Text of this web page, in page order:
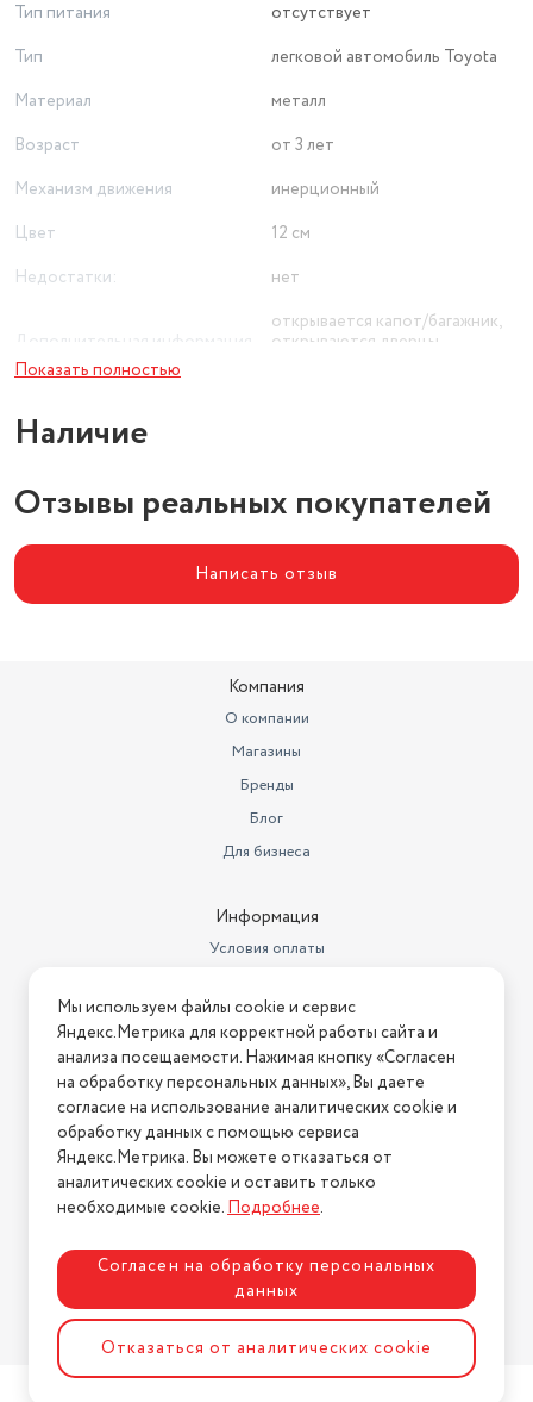
Тип питания
отсутствует
Тип
легковой автомобиль Toyota
Материал
металл
Возраст
от 3 лет
Механизм движения
инерционный
Цвет
12 см
Недостатки:
нет
открывается капот/багажник,
открываются дверцы
Показать полностью
Наличие
Отзывы реальных покупателей
Написать отзыв
Компания
О компании
Магазины
Бренды
Блог
Для бизнеса
Информация
Условия оплаты
Условия возврата
Нашли ошибку на сайте? Напишите нам
2026 © Интернет-магазин "АстМаркет". У нас есть всё!
Политика конфиденциальности
Разработка сайтаASTDESIGN
Мы используем файлы cookie и сервис
Яндекс.Метрика для корректной работы сайта и
анализа посещаемости. Нажимая кнопку «Согласен
на обработку персональных данных», Вы даете
согласие на использование аналитических cookie и
обработку данных с помощью сервиса
Яндекс.Метрика. Вы можете отказаться от
аналитических cookie и оставить только
необходимые cookie.Подробнее.
Согласен на обработку персональных
данных
Отказаться от аналитических cookie